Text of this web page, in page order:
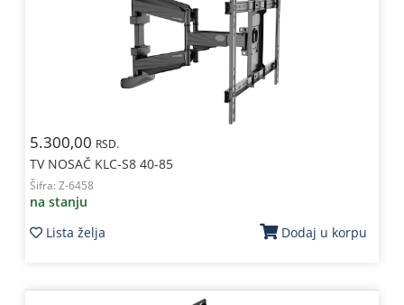
5.300,00 RSD.
TV NOSAČ KLC-S8 40-85
Šifra: Z-6458
na stanju
Lista želja
Dodaj u korpu